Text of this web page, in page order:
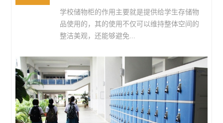
学校储物柜的作用主要就是提供给学生存储物
品使用的，其的使用不仅可以维持整体空间的
整洁美观，还能够避免...